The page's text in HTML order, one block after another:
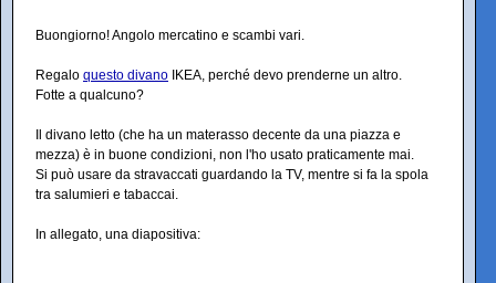
Buongiorno! Angolo mercatino e scambi vari.
Regalo questo divano IKEA, perché devo prenderne un altro.
Fotte a qualcuno?
Il divano letto (che ha un materasso decente da una piazza e
mezza) è in buone condizioni, non l'ho usato praticamente mai.
Si può usare da stravaccati guardando la TV, mentre si fa la spola
tra salumieri e tabaccai.
In allegato, una diapositiva: